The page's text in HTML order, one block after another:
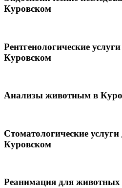
Куровском
Рентгенологические
Куровском
Анализы животным в
Стоматологические
Куровском
Реанимация для